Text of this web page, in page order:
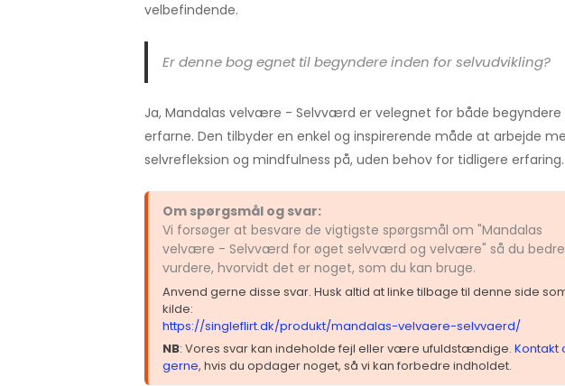
velbefindende.
Er denne bog egnet til begyndere inden for selvudvikling?
Ja, Mandalas velvære - Selvværd er velegnet for både begyndere
erfarne. Den tilbyder en enkel og inspirerende måde at arbejde
selvrefleksion og mindfulness på, uden behov for tidligere erfaring.
Om spørgsmål og svar:
Vi forsøger at besvare de vigtigste spørgsmål om "Mandalas
velvære - Selvværd for øget selvværd og velvære" så du
vurdere, hvorvidt det er noget, som du kan bruge.
Anvend gerne disse svar. Husk altid at linke tilbage til denne side
kilde:
https://singleflirt.dk/produkt/mandalas-velvaere-selvvaerd/
NB: Vores svar kan indeholde fejl eller være ufuldstændige. Kontakt
gerne, hvis du opdager noget, så vi kan forbedre indholdet.